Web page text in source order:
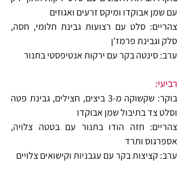
עם שמן אבוקדו ומיקס זרעים ואגוזים
סלק וגבינת פרמז'ן
ערב: סינטה בקר עם ירקות אנטיפסטי בתנור
רביעי:
וסלט צד בתיבול שמן אבוקדו
אספרגוס ותרד
ערב: קציצות בקר עם עגבניות וקישואים צלויים